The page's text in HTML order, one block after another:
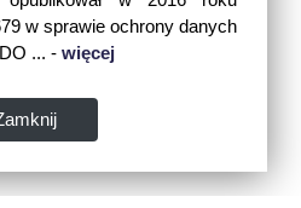
w sprawie ochrony danych
... - więcej